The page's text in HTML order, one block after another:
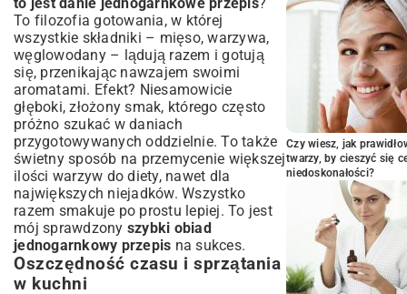
Dodatki, które odmienią Twoje danie
Porady szefa kuchni na idealny
jednogarnkowy obiad
Szybkie obiady jednogarnkowe dla
każdego – modyfikacje i inspiracje
Dania jednogarnkowe dla dwojga
Proste przepisy dla początkujących
kucharzy
Pomysły na wykorzystanie resztek
Podsumowanie: Smacznie, szybko i bez
bałaganu
To filozofia gotowania, w której
wszystkie składniki – mięso, warzywa,
węglowodany – lądują razem i gotują
się, przenikając nawzajem swoimi
aromatami. Efekt? Niesamowicie
głęboki, złożony smak, którego często
próżno szukać w daniach
przygotowywanych oddzielnie. To także
świetny sposób na przemycenie większej
ilości warzyw do diety, nawet dla
największych niejadków. Wszystko
razem smakuje po prostu lepiej. To jest
mój sprawdzony szybki obiad
jednogarnkowy przepis na sukces.
Oszczędność czasu i sprzątania
w kuchni
Czy wiesz, jak
twarzy, by cieszyć się
niedoskonałości?